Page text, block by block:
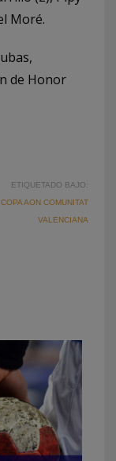
Moré.
de Honor
ETIQUETADO BAJO:
COPA AON COMUNITAT
VALENCIANA